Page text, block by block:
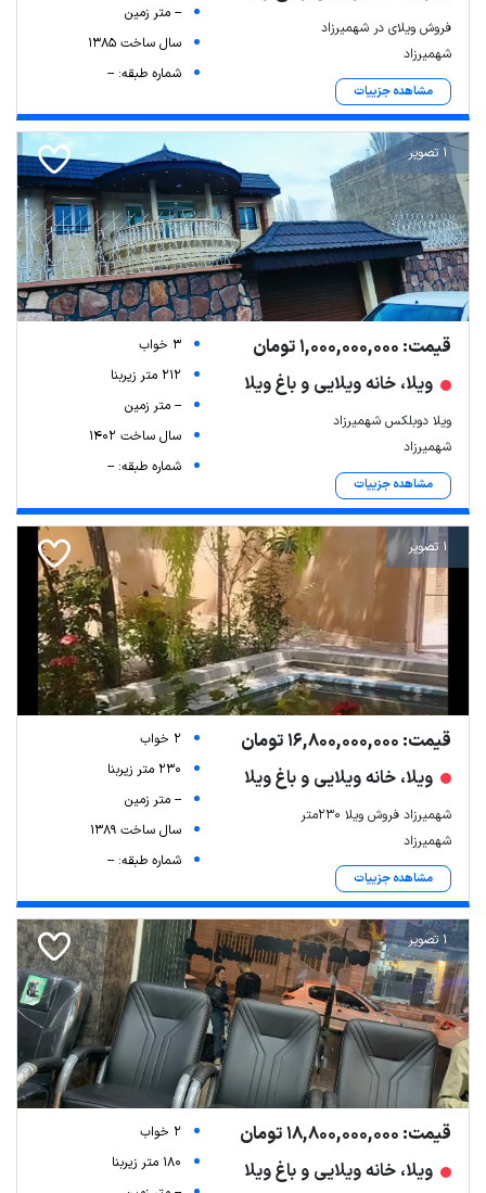
Leaflet| Map data ©ariamarz.com
فروش ویلای در شهمیرزاد
شهمیرزاد
مشاهده جزییات
-- متر زمین
سال ساخت 1385
شماره طبقه: --
1 تصویر
قیمت: 1,000,000,000 تومان
ویلا، خانه ویلایی و باغ ویلا
ویلا دوبلکس شهمیرزاد
شهمیرزاد
مشاهده جزییات
3 خواب
212 متر زیربنا
-- متر زمین
سال ساخت 1402
شماره طبقه: --
1 تصویر
قیمت: 16,800,000,000 تومان
ویلا، خانه ویلایی و باغ ویلا
شهمیرزاد فروش ویلا ۲۳۰متر
شهمیرزاد
مشاهده جزییات
2 خواب
230 متر زیربنا
-- متر زمین
سال ساخت 1389
شماره طبقه: --
1 تصویر
قیمت: 18,800,000,000 تومان
ویلا، خانه ویلایی و باغ ویلا
2 خواب
180 متر زیربنا